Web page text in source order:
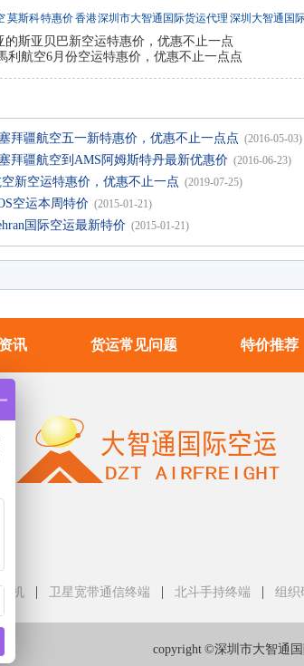
莫斯科特惠价香港深圳市大智通国际货运代理 深圳大智通国
的斯亚贝巴新空运特惠价，优惠不止一点
利航空6月份空运特惠价，优惠不止一点点
拜疆航空五一新特惠价，优惠不止一点点 (2016-05-03)
拜疆航空到AMS阿姆斯特丹最新优惠价 (2016-06-23)
新空运特惠价，优惠不止一点 (2019-07-25)
空运本周特价 (2015-01-21)
国际空运最新特价 (2015-01-21)
讯 货运常见问题 特价推荐
机 | 卫星宽带通信终端 | 北斗手持终端 | 组织
copyright ©深圳市大智通